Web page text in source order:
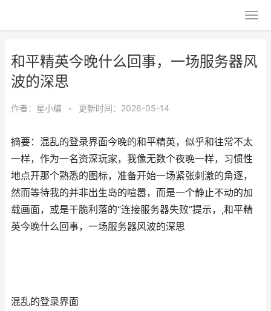
和平精英今晚什么回事，一场服务器风
波的深思
作者： 星小编 • 更新时间：2026-05-14
摘要：混乱的登录界面今晚的和平精英，似乎和往常不太
一样，作为一名资深玩家，我像无数个夜晚一样，习惯性
地点开那个熟悉的图标，准备开始一场紧张刺激的角逐，
然而等待我的并非出生岛的喧嚣，而是一个静止不动的加
载画面，或是干脆利落的“连接服务器失败”提示，,和平精
英今晚什么回事，一场服务器风波的深思
混乱的登录界面